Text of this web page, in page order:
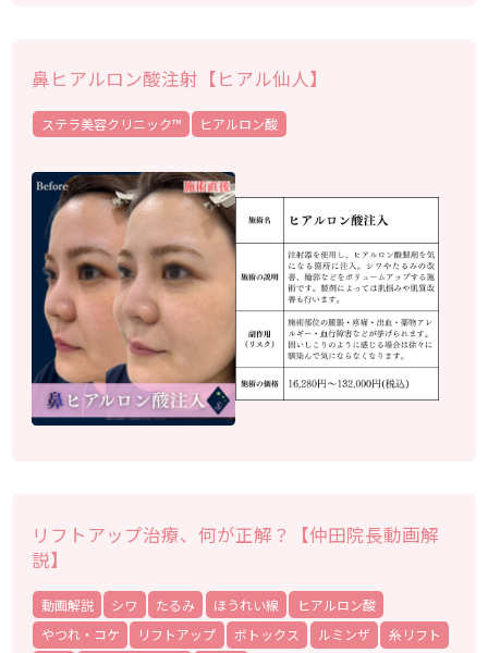
鼻ヒアルロン酸注射【ヒアル仙人】
ステラ美容クリニック™︎ ヒアルロン酸
リフトアップ治療、何が正解？【仲田院長動画解
説】
動画解説 シワ たるみ ほうれい線
ヒアルロン酸
やつれ・コケ
リフトアップ ボトックス ルミンザ
糸リフト